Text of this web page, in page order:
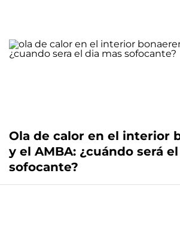
Ola de calor en el interior
y el AMBA: ¿cuándo será
sofocante?